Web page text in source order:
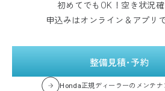
初めてでもOK！空き状況確
申込みはオンライン＆アプリ
整備見積･予約
Honda正規ディーラーのメンテナ